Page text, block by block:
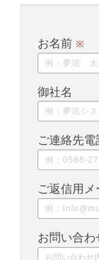
お名前 ※
御社名
ご連絡先電
ご返信用
お問い合わ